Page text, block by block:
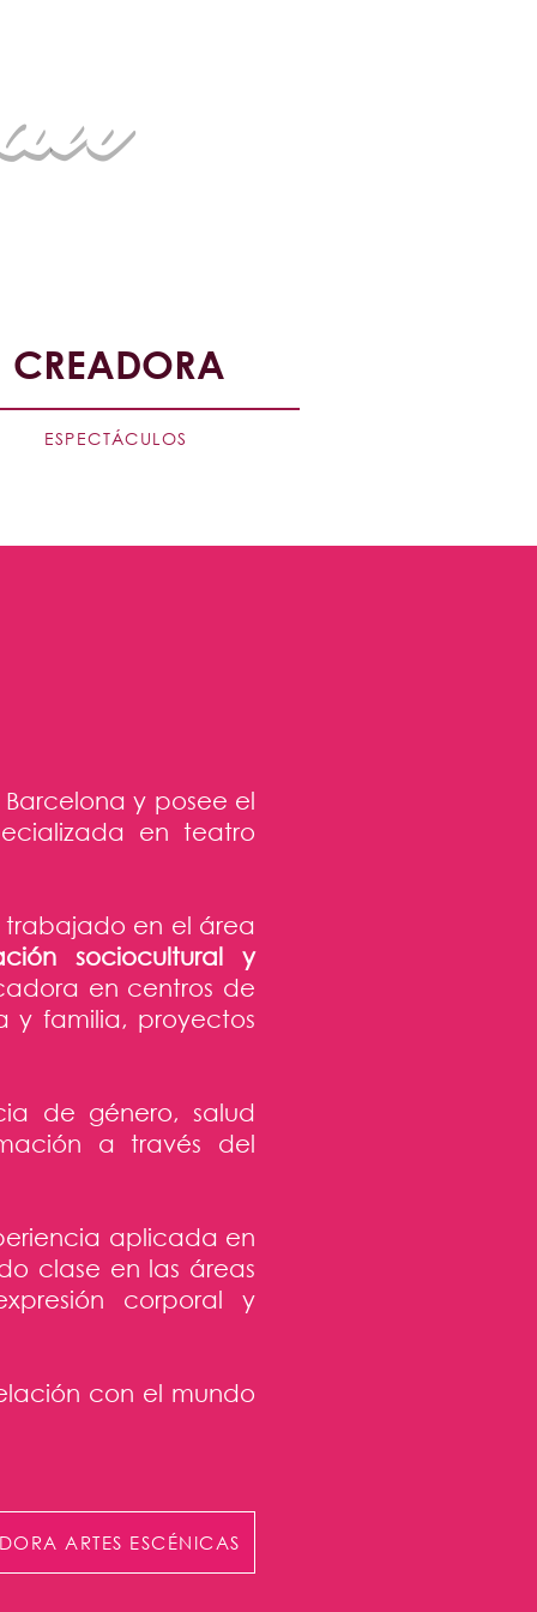
CREADORA
ESPECTÁCULOS
y posee el
en teatro
trabajado en el área
sociocultural y
en centros de
y familia, proyectos
de género, salud
a través del
aplicada en
clase en las áreas
corporal y
con el mundo
ARTES ESCÉNICAS